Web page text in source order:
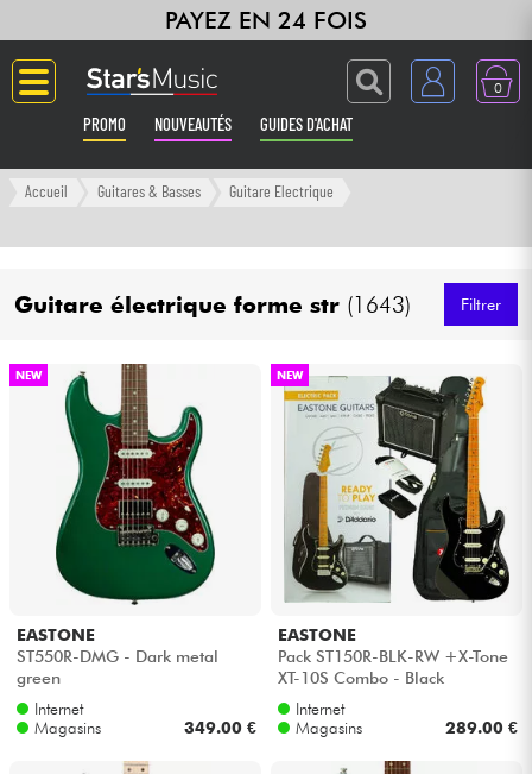
PAYEZ EN 24 FOIS
0
PROMO NOUVEAUTÉS GUIDES D'ACHAT
Langue
Amplis & Effets
Claviers & Pianos
Synthés & Sampleurs
Home Studio
Accueil Guitares & Basses Guitare Electrique
Guitare électrique forme str (1643) Filtrer
NEW
EASTONE
ST550R-DMG - Dark metal
green
Internet
Magasins
349.00 €
NEW
EASTONE
Pack ST150R-BLK-RW +X-Tone
XT-10S Combo - Black
Internet
Magasins
289.00 €